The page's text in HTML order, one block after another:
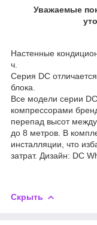
Уважаемые
Настенные
ч.
Серия DC
блока.
Все модели серии
компрессорами
перепад высот
до 8 метров. В
инсталляции, что
затрат. Дизайн: DC
Скрыть